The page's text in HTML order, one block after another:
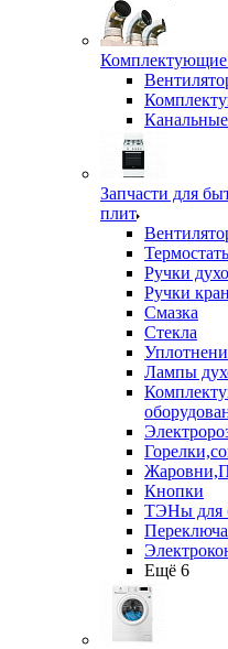
Комплектующие
Запчасти для
плит
Ручки
Ручки
Смазка
Стекла
Лампы
Кнопки
ТЭНы для
Ещё 6